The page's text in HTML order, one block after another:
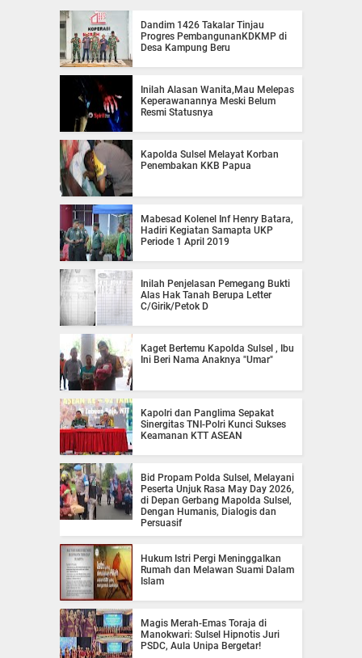
Dandim 1426 Takalar Tinjau
Progres PembangunanKDKMP di
Desa Kampung Beru
Inilah Alasan Wanita,Mau Melepas
Keperawanannya Meski Belum
Resmi Statusnya
Kapolda Sulsel Melayat Korban
Penembakan KKB Papua
Mabesad Kolenel Inf Henry Batara,
Hadiri Kegiatan Samapta UKP
Periode 1 April 2019
Inilah Penjelasan Pemegang Bukti
Alas Hak Tanah Berupa Letter
C/Girik/Petok D
Kaget Bertemu Kapolda Sulsel , Ibu
Ini Beri Nama Anaknya "Umar"
Kapolri dan Panglima Sepakat
Sinergitas TNI-Polri Kunci Sukses
Keamanan KTT ASEAN
Bid Propam Polda Sulsel, Melayani
Peserta Unjuk Rasa May Day 2026,
di Depan Gerbang Mapolda Sulsel,
Dengan Humanis, Dialogis dan
Persuasif
Hukum Istri Pergi Meninggalkan
Rumah dan Melawan Suami Dalam
Islam
Magis Merah-Emas Toraja di
Manokwari: Sulsel Hipnotis Juri
PSDC, Aula Unipa Bergetar!